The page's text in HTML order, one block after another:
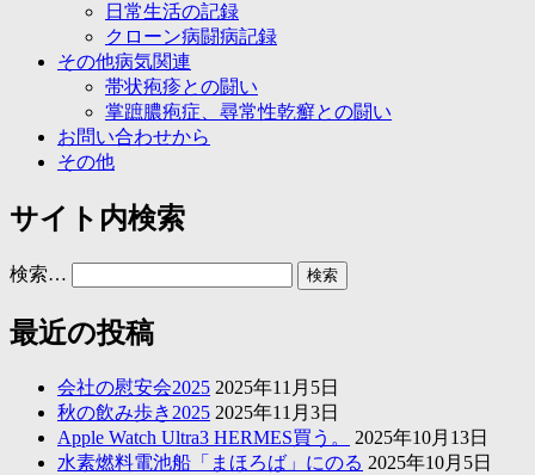
日常生活の記録
クローン病闘病記録
その他病気関連
帯状疱疹との闘い
掌蹠膿疱症、尋常性乾癬との闘い
お問い合わせから
その他
サイト内検索
検索…
最近の投稿
会社の慰安会2025 2025年11月5日
秋の飲み歩き2025 2025年11月3日
Apple Watch Ultra3 HERMES買う。
2025年10月13日
水素燃料電池船「まほろば」にのる 2025年10月5日